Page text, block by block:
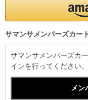
サマンサメンバーズカー
サマンサメンバーズカ
インを行ってください。